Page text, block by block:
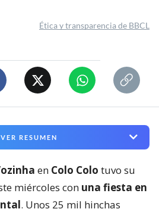
Ética y transparencia de BBCL
VER RESUMEN
en Colo Colo tuvo su
miércoles con una fiesta en
. Unos 25 mil hinchas